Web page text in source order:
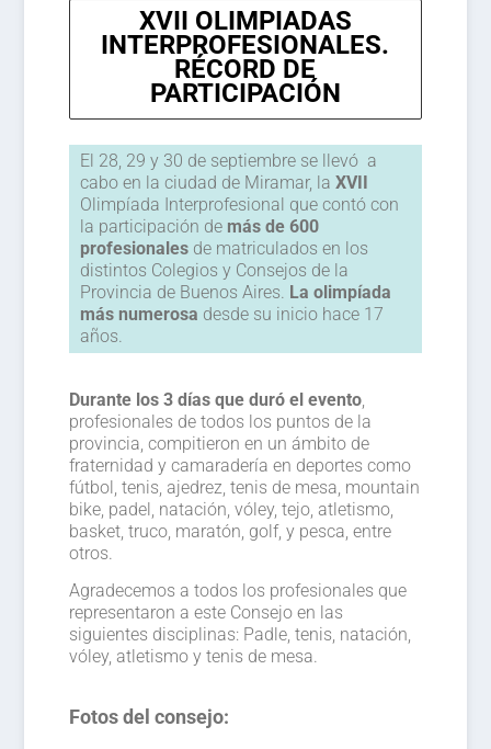
XVII OLIMPIADAS
INTERPROFESIONALES.
RÉCORD DE
PARTICIPACIÓN
El 28, 29 y 30 de septiembre se llevó a
cabo en la ciudad de Miramar, la XVII
Olimpíada Interprofesional que contó con
la participación de más de 600
profesionalesde matriculados en los
distintos Colegios y Consejos de la
Provincia de Buenos Aires. La olimpíada
más numerosa desde su inicio hace 17
años.
Durante los 3 días que duró el evento,
profesionales de todos los puntos de la
provincia, compitieron en un ámbito de
fraternidad y camaradería en deportes como
fútbol, tenis, ajedrez, tenis de mesa, mountain
bike, padel, natación, vóley, tejo, atletismo,
basket, truco, maratón, golf, y pesca, entre
otros.
Agradecemos a todos los profesionales que
representaron a este Consejo en las
siguientes disciplinas: Padle, tenis, natación,
vóley, atletismo y tenis de mesa.
Fotos del consejo: